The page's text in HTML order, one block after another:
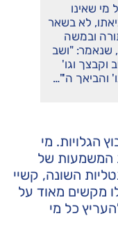
שאינו
לא בשאר
ובמשה
שנאמר: "ושב
וגו'
והביאך ה'"…
הגלויות. מי
המשמעות של
השונה, קשיי
מקשים מאוד על
כל מי